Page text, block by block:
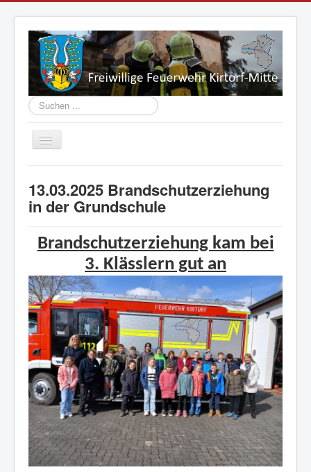
Suchen
...
Navigation
an/aus
Vorstand
Jugend
Geschichte
Mitglied werden
Übungspläne
Impressum und Datenschutz
13.03.2025 Brandschutzerziehung
in der Grundschule
Brandschutzerziehung kam bei
3. Klässlern gut an